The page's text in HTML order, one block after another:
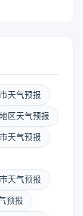
天气预报
区天气预报
天气预报
天气预报
预报